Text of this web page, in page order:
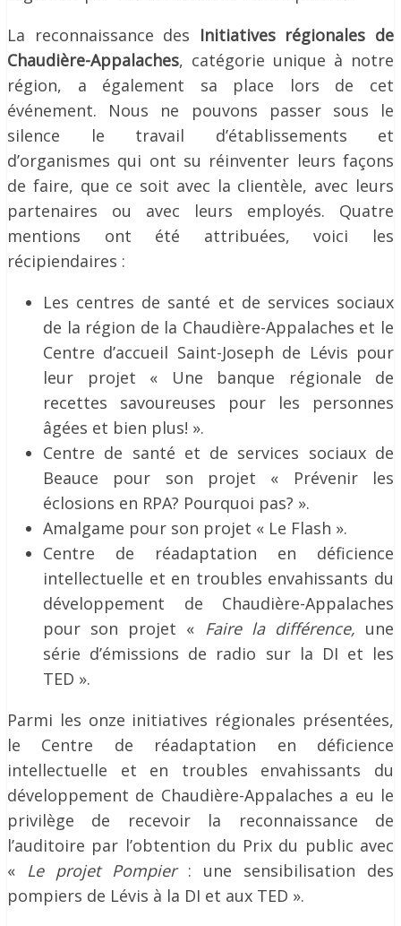
La reconnaissance des Initiatives régionales de
Chaudière-Appalaches, catégorie unique à notre
région, a également sa place lors de cet
événement. Nous ne pouvons passer sous le
silence le travail d’établissements et
d’organismes qui ont su réinventer leurs façons
de faire, que ce soit avec la clientèle, avec leurs
partenaires ou avec leurs employés. Quatre
mentions ont été attribuées, voici les
récipiendaires :
Les centres de santé et de services sociaux
de la région de la Chaudière-Appalaches et le
Centre d’accueil Saint-Joseph de Lévis pour
leur projet « Une banque régionale de
recettes savoureuses pour les personnes
âgées et bien plus! ».
Centre de santé et de services sociaux de
Beauce pour son projet « Prévenir les
éclosions en RPA? Pourquoi pas? ».
Amalgame pour son projet « Le Flash ».
Centre de réadaptation en déficience
intellectuelle et en troubles envahissants du
développement de Chaudière-Appalaches
pour son projet « Faire la différence, une
série d’émissions de radio sur la DI et les
TED ».
Parmi les onze initiatives régionales présentées,
le Centre de réadaptation en déficience
intellectuelle et en troubles envahissants du
développement de Chaudière-Appalaches a eu le
privilège de recevoir la reconnaissance de
l’auditoire par l’obtention du Prix du public avec
« Le projet Pompier: une sensibilisation des
pompiers de Lévis à la DI et aux TED ».